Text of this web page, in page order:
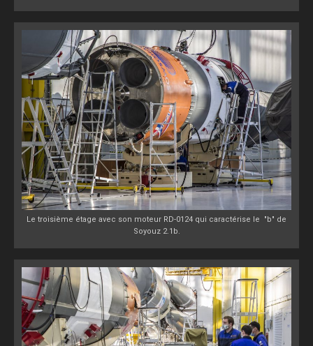
Le troisième étage avec son moteur RD-0124 qui caractérise le "b" de
Soyouz 2.1b.